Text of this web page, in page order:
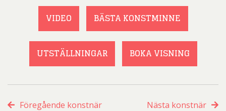
VIDEO BÄSTA KONSTMINNE
UTSTÄLLNINGAR BOKA VISNING
Föregående konstnär Nästa konstnär